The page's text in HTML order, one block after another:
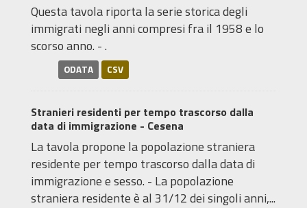
Questa tavola riporta la serie storica degli
immigrati negli anni compresi fra il 1958 e lo
scorso anno. - .
ODATA CSV
Stranieri residenti per tempo trascorso dalla
data di immigrazione - Cesena
La tavola propone la popolazione straniera
residente per tempo trascorso dalla data di
immigrazione e sesso. - La popolazione
straniera residente è al 31/12 dei singoli anni,...